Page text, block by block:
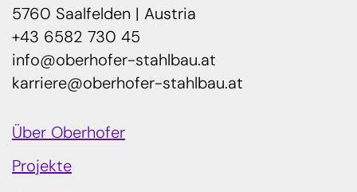
5760 Saalfelden | Austria
+43 6582 730 45
info@oberhofer-stahlbau.at
karriere@oberhofer-stahlbau.at
Über Oberhofer
Projekte